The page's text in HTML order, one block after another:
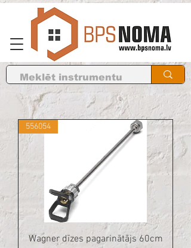
556054
Wagner dīzes pagarinātājs 60cm